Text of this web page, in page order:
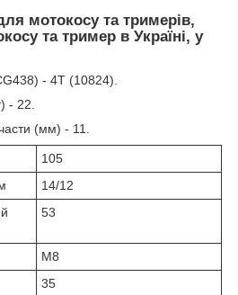
мотокосу та тримерів,
та тример в Україні, у
- 4Т (10824).
- 22.
(мм) - 11.
105
14/12
53
М8
35